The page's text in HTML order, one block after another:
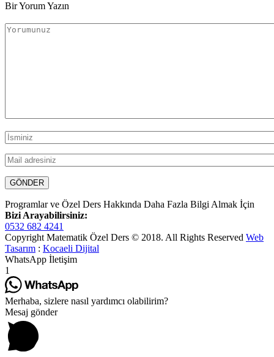
Bir Yorum Yazın
Programlar ve Özel Ders Hakkında Daha Fazla Bilgi Almak İçin
Bizi Arayabilirsiniz:
0532 682 4241
Copyright Matematik Özel Ders © 2018. All Rights Reserved Web
Tasarım : Kocaeli Dijital
WhatsApp İletişim
1
Merhaba, sizlere nasıl yardımcı olabilirim?
Mesaj gönder